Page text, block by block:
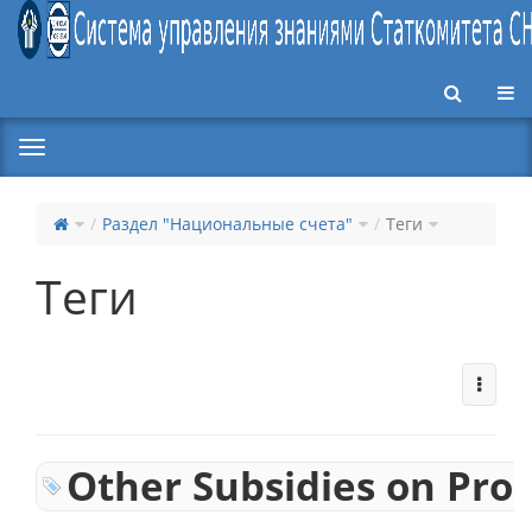
Раздел "Национальные счета" Теги
Теги
Other Subsidies on